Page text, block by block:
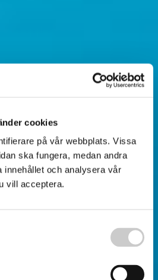
cookies
på vår webbplats. Vissa
ska fungera, medan andra
innehållet och analysera vår
vill acceptera.